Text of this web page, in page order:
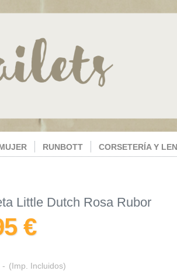
RUNBOTT CORSETERÍA Y
Little Dutch Rosa Rubor
€
- (Imp. Incluidos)